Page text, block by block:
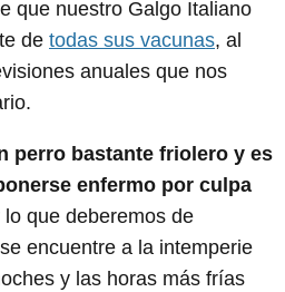
que nuestro Galgo Italiano
de todas sus vacunas, al
anuales que nos
perro bastante friolero y es
enfermo por culpa
que deberemos de
encuentre a la intemperie
y las horas más frías